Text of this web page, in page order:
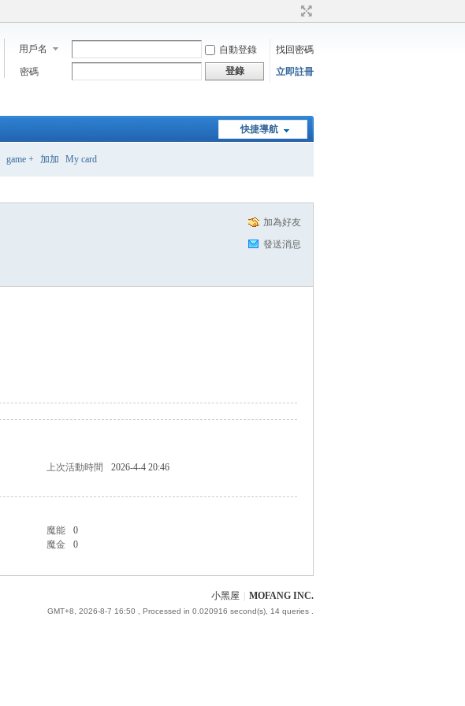
用戶名 自動登錄
找回密碼
密碼
登錄 立即註冊
快捷導航
game + 加加 My card
加為好友
發送消息
上次活動時間
2026-4-4 20:46
魔能
0
魔金 0
小黑屋 MOFANG INC.
GMT+8, 2026-8-7 16:50 , Processed in 0.020916 second(s), 14 queries .